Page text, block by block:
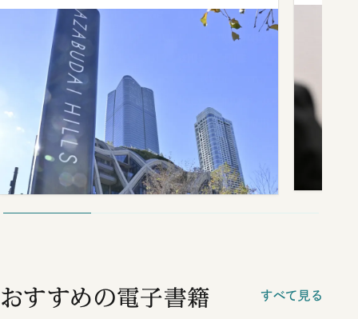
おすすめの電子書籍 すべて見る